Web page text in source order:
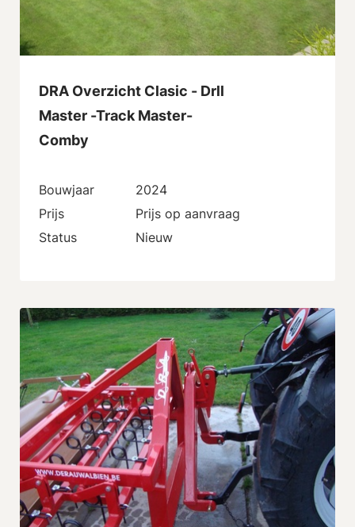
DRA Overzicht Clasic - Drll
Master -Track Master-
Comby
Bouwjaar
2024
Prijs
Prijs op aanvraag
Status
Nieuw